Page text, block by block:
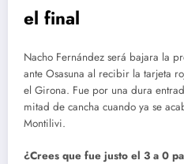
el final
Nacho Fernández será bajara la
ante Osasuna al recibir la tarjeta
el Girona. Fue por una dura
mitad de cancha cuando ya se
Montilivi.
¿Crees que fue justo el 3 a 0